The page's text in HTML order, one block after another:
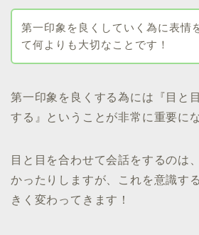
第一印象を良くしていく為に表情
て何よりも大切なことです！
第一印象を良くする為には『目と
する』ということが非常に重要に
目と目を合わせて会話をするのは
かったりしますが、これを意識す
きく変わってきます！